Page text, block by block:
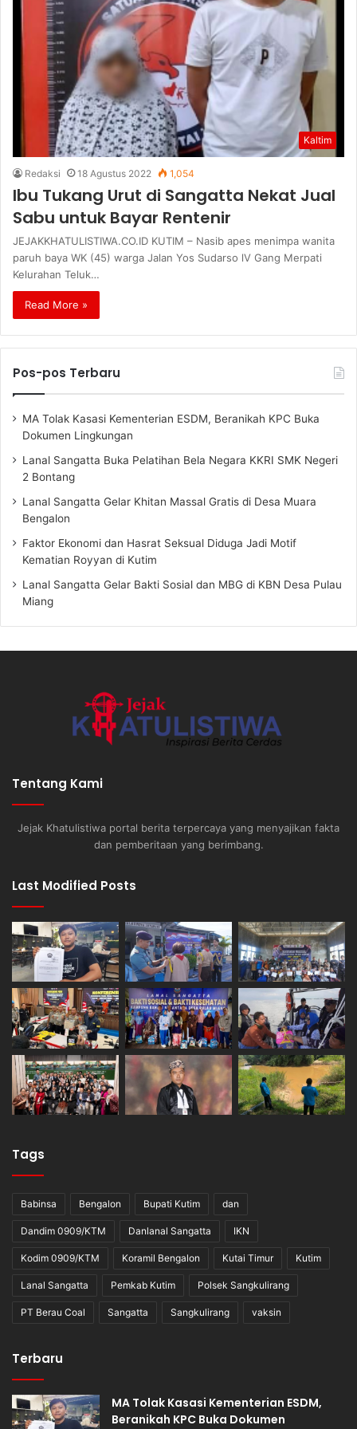
Kaltim
Redaksi 18 Agustus 2022 1,054
Ibu Tukang Urut di Sangatta Nekat Jual
Sabu untuk Bayar Rentenir
JEJAKKHATULISTIWA.CO.ID KUTIM – Nasib apes menimpa wanita
paruh baya WK (45) warga Jalan Yos Sudarso lV Gang Merpati
Kelurahan Teluk…
Read More »
Pos-pos Terbaru
MA Tolak Kasasi Kementerian ESDM, Beranikah KPC Buka
Dokumen Lingkungan
Lanal Sangatta Buka Pelatihan Bela Negara KKRI SMK Negeri
2 Bontang
Lanal Sangatta Gelar Khitan Massal Gratis di Desa Muara
Bengalon
Faktor Ekonomi dan Hasrat Seksual Diduga Jadi Motif
Kematian Royyan di Kutim
Lanal Sangatta Gelar Bakti Sosial dan MBG di KBN Desa Pulau
Miang
Tentang Kami
Jejak Khatulistiwa portal berita terpercaya yang menyajikan fakta
dan pemberitaan yang berimbang.
Last Modified Posts
Tags
Babinsa Bengalon Bupati Kutim dan
Dandim 0909/KTM Danlanal Sangatta IKN
Kodim 0909/KTM Koramil Bengalon Kutai Timur Kutim
Lanal Sangatta Pemkab Kutim Polsek Sangkulirang
PT Berau Coal Sangatta Sangkulirang vaksin
Terbaru
MA Tolak Kasasi Kementerian ESDM,
Beranikah KPC Buka Dokumen